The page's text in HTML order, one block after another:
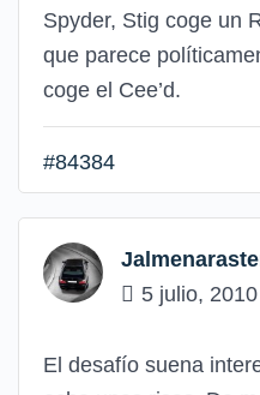
Spyder, Stig coge un
que parece
coge el Cee’d.
#84384
5 julio,
El desafío suena